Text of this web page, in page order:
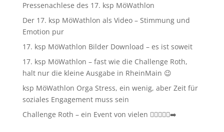
Pressenachlese des 17. ksp MöWathlon
Der 17. ksp MöWathlon als Video – Stimmung und
Emotion pur
17. ksp MöWathlon Bilder Download – es ist soweit
17. ksp MöWathlon – fast wie die Challenge Roth,
halt nur die kleine Ausgabe in RheinMain 😉
ksp MöWathlon Orga Stress, ein wenig, aber Zeit für
soziales Engagement muss sein
Challenge Roth – ein Event von vielen 🏊‍♀️🚴‍♂️🏃‍➡️